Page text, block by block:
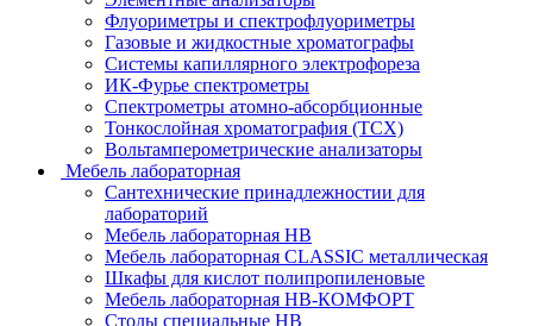
Флуориметры и спектрофлуориметры
Газовые и жидкостные хроматографы
Системы капиллярного электрофореза
ИК-Фурье спектрометры
Спектрометры атомно-абсорбционные
Тонкослойная хроматография (ТСХ)
Вольтамперометрические анализаторы
Мебель лабораторная
Сантехнические принадлежностии для
лабораторий
Мебель лабораторная НВ
Мебель лабораторная CLASSIC металлическая
Шкафы для кислот полипропиленовые
Мебель лабораторная НВ-КОМФОРТ
Столы специальные НВ